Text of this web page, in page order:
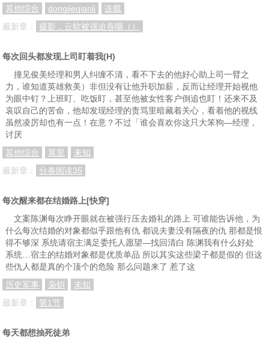
其他综合
dongjieqianli
连载
最新章：
摄影，云软被强迫吞咽（）
每次回头都发现上司盯着我(H)
撞见俊美经理和男人纠缠不清，看不下去的他好心助上司一臂之
力，谁知道英雄救美）非但没有让他升职加薪，反而让经理开始视他
为眼中钉？上班盯、吃饭盯，甚至他被女性客户倒追也盯！还来不及
哀叹自己的苦命，他却发现经理的责骂里暗藏着关心，看着他的视线
虽然凌厉却也有一点！在意？不过「谁会喜欢你这只大笨狗—经理，
讨厌
其他综合
莫里
未知
最新章：
分卷阅读35
每次醒来都在结婚路上[快穿]
文案陈渊每次睁开眼就在被强行压去婚礼的路上 可谁能告诉他，为
什么每次结婚的对象都似乎跟他有仇 都说夫妻没有隔夜的仇 那都是恨
得不够深 系统请宿主满足委托人愿望—找回清白 陈渊我有什么好处
系统…宿主的结婚对象都是优质单品 所以其实这些梁子都是假的 但这
些仇人都是真的个顶个的危险 那么问题来了 惹了这
历史军事
枭钥
未知
最新章：
第1节
每天都想抽死徒弟